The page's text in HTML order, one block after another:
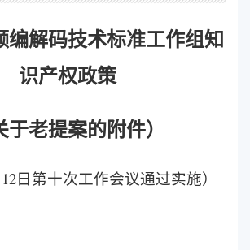
编解码技术标准工作组知
识产权政策
于老提案的附件）
12日第十次工作会议通过实施）